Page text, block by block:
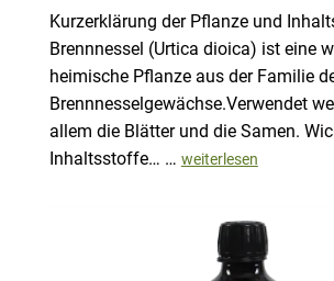
Kurzerklärung der Pflanze und
Brennnessel (Urtica dioica) ist eine
heimische Pflanze aus der Familie
Brennnesselgewächse.Verwendet
allem die Blätter und die Samen.
Inhaltsstoffe… … weiterlesen